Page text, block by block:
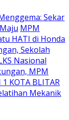
Sekar
MPM
HATI di Honda
Sekolah
Nasional
MPM
1 KOTA BLITAR
Mekanik